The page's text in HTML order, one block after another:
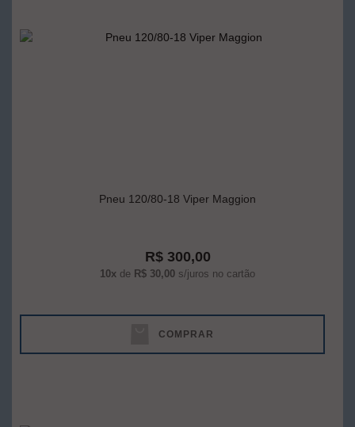
Pneu 120/80-18 Viper Maggion
R$ 300,00
10x de R$ 30,00 s/juros no cartão
COMPRAR